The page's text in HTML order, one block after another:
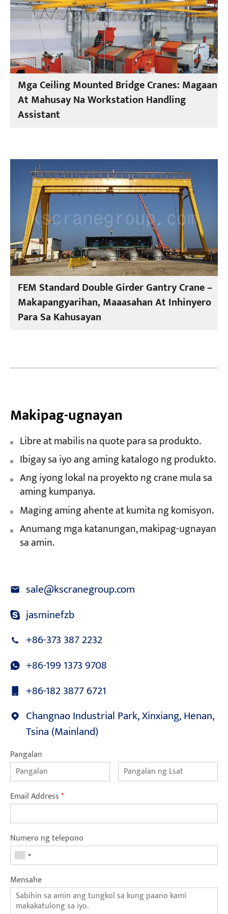
Mga Ceiling Mounted Bridge Cranes: Magaan
At Mahusay Na Workstation Handling
Assistant
FEM Standard Double Girder Gantry Crane –
Makapangyarihan, Maaasahan At Inhinyero
Para Sa Kahusayan
Makipag-ugnayan
Libre at mabilis na quote para sa produkto.
Ibigay sa iyo ang aming katalogo ng produkto.
Ang iyong lokal na proyekto ng crane mula sa
aming kumpanya.
Maging aming ahente at kumita ng komisyon.
Anumang mga katanungan, makipag-ugnayan
sa amin.
sale@kscranegroup.com
jasminefzb
+86-373 387 2232
+86-199 1373 9708
+86-182 3877 6721
Changnao Industrial Park, Xinxiang, Henan,
Tsina (Mainland)
Pangalan
Email Address*
Numero ng telepono
Mensahe